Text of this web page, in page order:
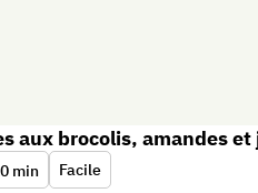
aux brocolis, amandes et
min Facile